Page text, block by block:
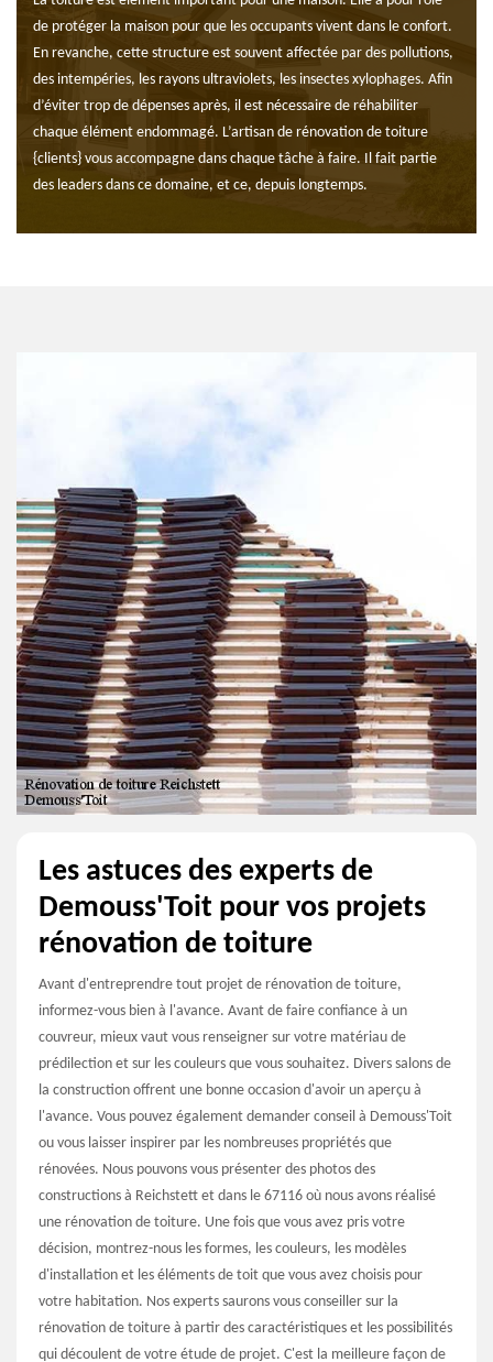
de protéger la maison pour que les occupants vivent dans le confort.
En revanche, cette structure est souvent affectée par des pollutions,
des intempéries, les rayons ultraviolets, les insectes xylophages. Afin
d’éviter trop de dépenses après, il est nécessaire de réhabiliter
chaque élément endommagé. L’artisan de rénovation de toiture
{clients} vous accompagne dans chaque tâche à faire. Il fait partie
des leaders dans ce domaine, et ce, depuis longtemps.
Les astuces des experts de
Demouss'Toit pour vos projets
rénovation de toiture
Avant d'entreprendre tout projet de rénovation de toiture,
informez-vous bien à l'avance. Avant de faire confiance à un
couvreur, mieux vaut vous renseigner sur votre matériau de
prédilection et sur les couleurs que vous souhaitez. Divers salons de
la construction offrent une bonne occasion d'avoir un aperçu à
l'avance. Vous pouvez également demander conseil à Demouss'Toit
ou vous laisser inspirer par les nombreuses propriétés que
rénovées. Nous pouvons vous présenter des photos des
constructions à Reichstett et dans le 67116 où nous avons réalisé
une rénovation de toiture. Une fois que vous avez pris votre
décision, montrez-nous les formes, les couleurs, les modèles
d'installation et les éléments de toit que vous avez choisis pour
votre habitation. Nos experts saurons vous conseiller sur la
rénovation de toiture à partir des caractéristiques et les possibilités
qui découlent de votre étude de projet. C'est la meilleure façon de